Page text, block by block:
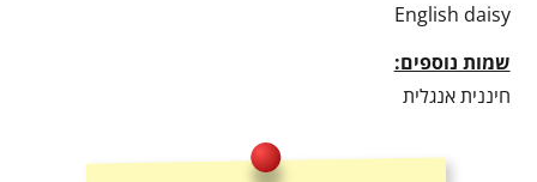
English daisy
שמות נוספים:
חיננית אנגלית